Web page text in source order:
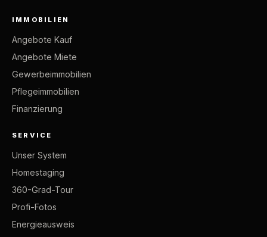
IMMOBILIEN
Angebote Kauf
Angebote Miete
Gewerbeimmobilien
Pflegeimmobilien
Finanzierung
SERVICE
Unser System
Homestaging
360-Grad-Tour
Profi-Fotos
Energieausweis